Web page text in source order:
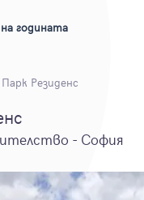
годината
Резиденс
- София